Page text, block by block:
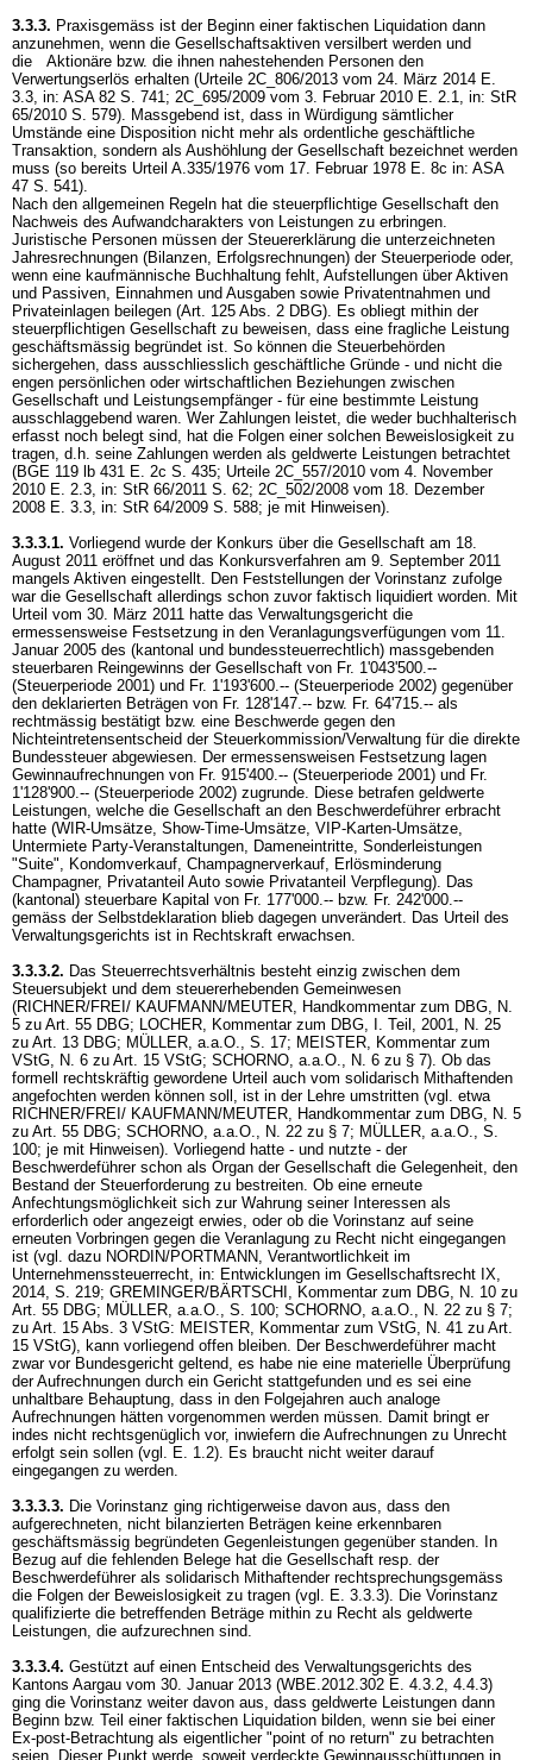
3.3.3. Praxisgemäss ist der Beginn einer faktischen Liquidation dann
anzunehmen, wenn die Gesellschaftsaktiven versilbert werden und
die Aktionäre bzw. die ihnen nahestehenden Personen den
Verwertungserlös erhalten (Urteile 2C_806/2013 vom 24. März 2014 E.
3.3, in: ASA 82 S. 741; 2C_695/2009 vom 3. Februar 2010 E. 2.1, in: StR
65/2010 S. 579). Massgebend ist, dass in Würdigung sämtlicher
Umstände eine Disposition nicht mehr als ordentliche geschäftliche
Transaktion, sondern als Aushöhlung der Gesellschaft bezeichnet werden
muss (so bereits Urteil A.335/1976 vom 17. Februar 1978 E. 8c in: ASA
47 S. 541).
Nach den allgemeinen Regeln hat die steuerpflichtige Gesellschaft den
Nachweis des Aufwandcharakters von Leistungen zu erbringen.
Juristische Personen müssen der Steuererklärung die unterzeichneten
Jahresrechnungen (Bilanzen, Erfolgsrechnungen) der Steuerperiode oder,
wenn eine kaufmännische Buchhaltung fehlt, Aufstellungen über Aktiven
und Passiven, Einnahmen und Ausgaben sowie Privatentnahmen und
Privateinlagen beilegen (Art. 125 Abs. 2 DBG). Es obliegt mithin der
steuerpflichtigen Gesellschaft zu beweisen, dass eine fragliche Leistung
geschäftsmässig begründet ist. So können die Steuerbehörden
sichergehen, dass ausschliesslich geschäftliche Gründe - und nicht die
engen persönlichen oder wirtschaftlichen Beziehungen zwischen
Gesellschaft und Leistungsempfänger - für eine bestimmte Leistung
ausschlaggebend waren. Wer Zahlungen leistet, die weder buchhalterisch
erfasst noch belegt sind, hat die Folgen einer solchen Beweislosigkeit zu
tragen, d.h. seine Zahlungen werden als geldwerte Leistungen betrachtet
(BGE 119 lb 431 E. 2c S. 435; Urteile 2C_557/2010 vom 4. November
2010 E. 2.3, in: StR 66/2011 S. 62; 2C_502/2008 vom 18. Dezember
2008 E. 3.3, in: StR 64/2009 S. 588; je mit Hinweisen).
3.3.3.1. Vorliegend wurde der Konkurs über die Gesellschaft am 18.
August 2011 eröffnet und das Konkursverfahren am 9. September 2011
mangels Aktiven eingestellt. Den Feststellungen der Vorinstanz zufolge
war die Gesellschaft allerdings schon zuvor faktisch liquidiert worden. Mit
Urteil vom 30. März 2011 hatte das Verwaltungsgericht die
ermessensweise Festsetzung in den Veranlagungsverfügungen vom 11.
Januar 2005 des (kantonal und bundessteuerrechtlich) massgebenden
steuerbaren Reingewinns der Gesellschaft von Fr. 1'043'500.--
(Steuerperiode 2001) und Fr. 1'193'600.-- (Steuerperiode 2002) gegenüber
den deklarierten Beträgen von Fr. 128'147.-- bzw. Fr. 64'715.-- als
rechtmässig bestätigt bzw. eine Beschwerde gegen den
Nichteintretensentscheid der Steuerkommission/Verwaltung für die direkte
Bundessteuer abgewiesen. Der ermessensweisen Festsetzung lagen
Gewinnaufrechnungen von Fr. 915'400.-- (Steuerperiode 2001) und Fr.
1'128'900.-- (Steuerperiode 2002) zugrunde. Diese betrafen geldwerte
Leistungen, welche die Gesellschaft an den Beschwerdeführer erbracht
hatte (WIR-Umsätze, Show-Time-Umsätze, VIP-Karten-Umsätze,
Untermiete Party-Veranstaltungen, Dameneintritte, Sonderleistungen
"Suite", Kondomverkauf, Champagnerverkauf, Erlösminderung
Champagner, Privatanteil Auto sowie Privatanteil Verpflegung). Das
(kantonal) steuerbare Kapital von Fr. 177'000.-- bzw. Fr. 242'000.--
gemäss der Selbstdeklaration blieb dagegen unverändert. Das Urteil des
Verwaltungsgerichts ist in Rechtskraft erwachsen.
3.3.3.2. Das Steuerrechtsverhältnis besteht einzig zwischen dem
Steuersubjekt und dem steuererhebenden Gemeinwesen
(RICHNER/FREI/ KAUFMANN/MEUTER, Handkommentar zum DBG, N.
5 zu Art. 55 DBG; LOCHER, Kommentar zum DBG, I. Teil, 2001, N. 25
zu Art. 13 DBG; MÜLLER, a.a.O., S. 17; MEISTER, Kommentar zum
VStG, N. 6 zu Art. 15 VStG; SCHORNO, a.a.O., N. 6 zu § 7). Ob das
formell rechtskräftig gewordene Urteil auch vom solidarisch Mithaftenden
angefochten werden können soll, ist in der Lehre umstritten (vgl. etwa
RICHNER/FREI/ KAUFMANN/MEUTER, Handkommentar zum DBG, N. 5
zu Art. 55 DBG; SCHORNO, a.a.O., N. 22 zu § 7; MÜLLER, a.a.O., S.
100; je mit Hinweisen). Vorliegend hatte - und nutzte - der
Beschwerdeführer schon als Organ der Gesellschaft die Gelegenheit, den
Bestand der Steuerforderung zu bestreiten. Ob eine erneute
Anfechtungsmöglichkeit sich zur Wahrung seiner Interessen als
erforderlich oder angezeigt erwies, oder ob die Vorinstanz auf seine
erneuten Vorbringen gegen die Veranlagung zu Recht nicht eingegangen
ist (vgl. dazu NORDIN/PORTMANN, Verantwortlichkeit im
Unternehmenssteuerrecht, in: Entwicklungen im Gesellschaftsrecht IX,
2014, S. 219; GREMINGER/BÄRTSCHI, Kommentar zum DBG, N. 10 zu
Art. 55 DBG; MÜLLER, a.a.O., S. 100; SCHORNO, a.a.O., N. 22 zu § 7;
zu Art. 15 Abs. 3 VStG: MEISTER, Kommentar zum VStG, N. 41 zu Art.
15 VStG), kann vorliegend offen bleiben. Der Beschwerdeführer macht
zwar vor Bundesgericht geltend, es habe nie eine materielle Überprüfung
der Aufrechnungen durch ein Gericht stattgefunden und es sei eine
unhaltbare Behauptung, dass in den Folgejahren auch analoge
Aufrechnungen hätten vorgenommen werden müssen. Damit bringt er
indes nicht rechtsgenüglich vor, inwiefern die Aufrechnungen zu Unrecht
erfolgt sein sollen (vgl. E. 1.2). Es braucht nicht weiter darauf
eingegangen zu werden.
3.3.3.3. Die Vorinstanz ging richtigerweise davon aus, dass den
aufgerechneten, nicht bilanzierten Beträgen keine erkennbaren
geschäftsmässig begründeten Gegenleistungen gegenüber standen. In
Bezug auf die fehlenden Belege hat die Gesellschaft resp. der
Beschwerdeführer als solidarisch Mithaftender rechtsprechungsgemäss
die Folgen der Beweislosigkeit zu tragen (vgl. E. 3.3.3). Die Vorinstanz
qualifizierte die betreffenden Beträge mithin zu Recht als geldwerte
Leistungen, die aufzurechnen sind.
3.3.3.4. Gestützt auf einen Entscheid des Verwaltungsgerichts des
Kantons Aargau vom 30. Januar 2013 (WBE.2012.302 E. 4.3.2, 4.4.3)
ging die Vorinstanz weiter davon aus, dass geldwerte Leistungen dann
Beginn bzw. Teil einer faktischen Liquidation bilden, wenn sie bei einer
Ex-post-Betrachtung als eigentlicher "point of no return" zu betrachten
seien. Dieser Punkt werde, soweit verdeckte Gewinnausschüttungen in